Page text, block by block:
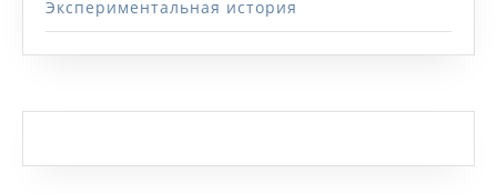
Экспериментальная история